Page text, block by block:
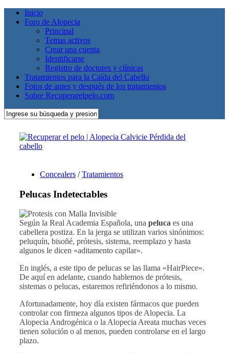
Inicio
Foro de Alopecia
Principal
Temas activos
Crear una cuenta
Identificarse
Registro de doctores y clínicas
Tratamientos para la Caída del Cabello
Fotos de antes y después de los tratamientos
Sobre Recuperarelpelo.com
Concealers / Tratamientos
Pelucas Indetectables
Según la Real Academia Española, una peluca es una
cabellera postiza. En la jerga se utilizan varios sinónimos:
peluquín, bisoñé, prótesis, sistema, reemplazo y hasta
algunos le dicen «aditamento capilar».
En inglés, a este tipo de pelucas se las llama «HairPiece».
De aquí en adelante, cuando hablemos de prótesis,
sistemas o pelucas, estaremos refiriéndonos a lo mismo.
Afortunadamente, hoy día existen fármacos que pueden
controlar con firmeza algunos tipos de Alopecia. La
Alopecia Androgénica o la Alopecia Areata muchas veces
tienen solución o al menos, pueden controlarse en el largo
plazo.